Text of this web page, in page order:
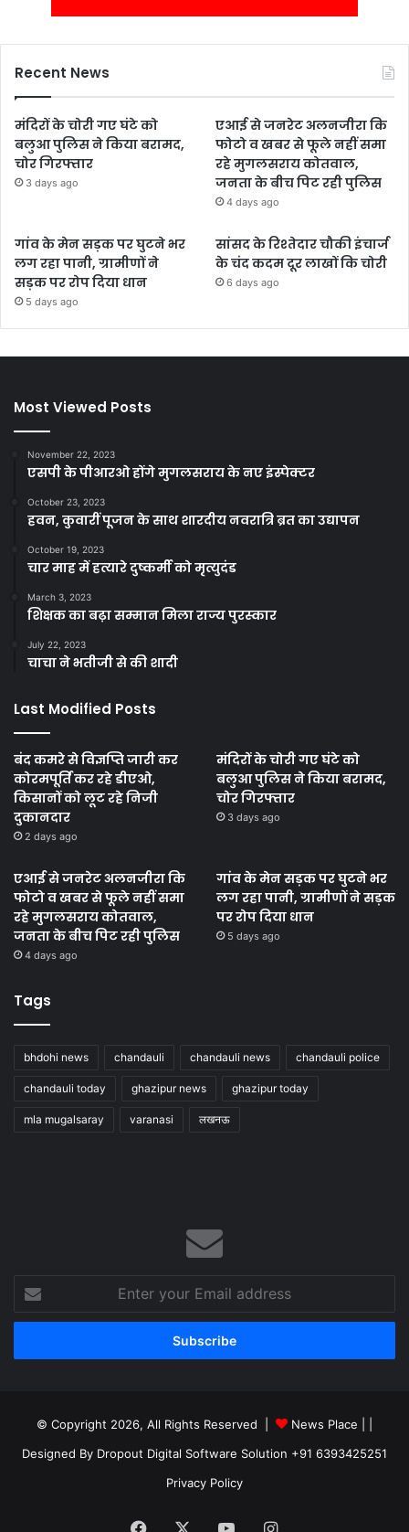
Recent News
मंदिरों के चोरी गए घंटे को
बलुआ पुलिस ने किया बरामद,
चोर गिरफ्तार
3 days ago
एआई से जनरेट अलनजीरा कि
फोटो व खबर से फूले नहीं समा
रहे मुगलसराय कोतवाल,
जनता के बीच पिट रही पुलिस
4 days ago
गांव के मेन सड़क पर घुटने भर
लग रहा पानी, ग्रामीणों ने
सड़क पर रोप दिया धान
5 days ago
सांसद के रिश्तेदार चौकी इंचार्ज
के चंद कदम दूर लाखों कि चोरी
6 days ago
Most Viewed Posts
November 22, 2023
एसपी के पीआरओ होंगे मुगलसराय के नए इंस्पेक्टर
October 23, 2023
हवन, कुवारीं पूजन के साथ शारदीय नवरात्रि ब्रत का उद्यापन
October 19, 2023
चार माह में हत्यारे दुष्कर्मी को मृत्युदंड
March 3, 2023
शिक्षक का बढ़ा सम्मान मिला राज्य पुरस्कार
July 22, 2023
चाचा ने भतीजी से की शादी
Last Modified Posts
बंद कमरे से विज्ञप्ति जारी कर
कोरमपूर्ति कर रहे डीएओ,
किसानों को लूट रहे निजी
दुकानदार
2 days ago
मंदिरों के चोरी गए घंटे को
बलुआ पुलिस ने किया बरामद,
चोर गिरफ्तार
3 days ago
एआई से जनरेट अलनजीरा कि
फोटो व खबर से फूले नहीं समा
रहे मुगलसराय कोतवाल,
जनता के बीच पिट रही पुलिस
4 days ago
गांव के मेन सड़क पर घुटने भर
लग रहा पानी, ग्रामीणों ने सड़क
पर रोप दिया धान
5 days ago
Tags
bhdohi news chandauli chandauli news chandauli police
chandauli today ghazipur news ghazipur today
mla mugalsaray varanasi लखनऊ
your
Email
© Copyright 2026, All Rights Reserved | News Place |
Designed By Dropout Digital Software Solution +91 6393425251
Privacy Policy
Facebook YouTubeInstagram